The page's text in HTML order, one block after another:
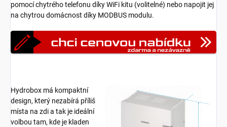
pomocí chytrého telefonu díky WiFi kitu (volitelné) nebo napojit jej
na chytrou domácnost díky MODBUS modulu.
Hydrobox má kompaktní
design, který nezabírá příliš
místa na zdi a tak je ideální
volbou tam, kde je kladen